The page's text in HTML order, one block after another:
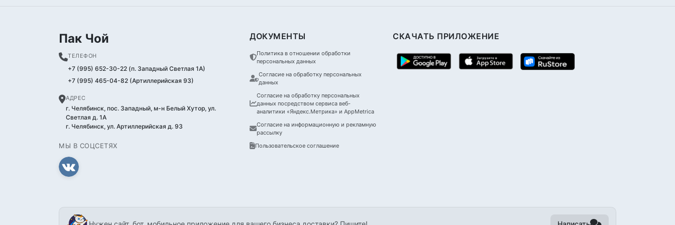
Пак Чой
ТЕЛЕФОН
+7 (995) 652-30-22 (п. Западный Светлая 1А)
+7 (995) 465-04-82 (Артиллерийская 93)
АДРЕС
г. Челябинск, пос. Западный, м-н Белый Хутор, ул.
Светлая д. 1А
г. Челябинск, ул. Артиллерийская д. 93
МЫ В СОЦСЕТЯХ
ДОКУМЕНТЫ
Политика в отношении обработки
персональных данных
Согласие на обработку персональных
данных
Согласие на обработку персональных
данных посредством сервиса веб-
аналитики «Яндекс.Метрика» и AppMetrica
Согласие на информационную и рекламную
рассылку
Пользовательское соглашение
СКАЧАТЬ ПРИЛОЖЕНИЕ